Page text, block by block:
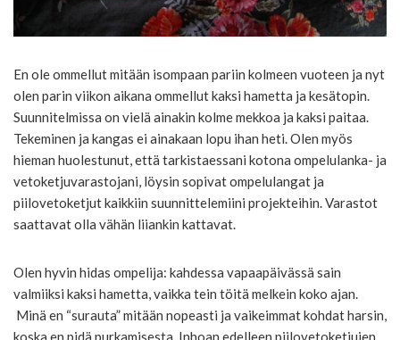
En ole ommellut mitään isompaan pariin kolmeen vuoteen ja nyt
olen parin viikon aikana ommellut kaksi hametta ja kesätopin.
Suunnitelmissa on vielä ainakin kolme mekkoa ja kaksi paitaa.
Tekeminen ja kangas ei ainakaan lopu ihan heti. Olen myös
hieman huolestunut, että tarkistaessani kotona ompelulanka- ja
vetoketjuvarastojani, löysin sopivat ompelulangat ja
piilovetoketjut kaikkiin suunnittelemiini projekteihin. Varastot
saattavat olla vähän liiankin kattavat.
Olen hyvin hidas ompelija: kahdessa vapaapäivässä sain
valmiiksi kaksi hametta, vaikka tein töitä melkein koko ajan.
Minä en “surauta” mitään nopeasti ja vaikeimmat kohdat harsin,
koska en pidä purkamisesta. Inhoan edelleen piilovetoketjujen